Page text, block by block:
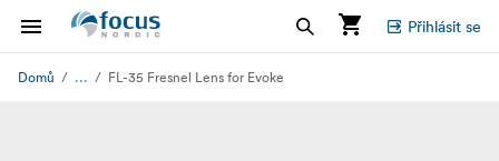
Přihlásit se
Domů ... FL-35 Fresnel Lens for Evoke